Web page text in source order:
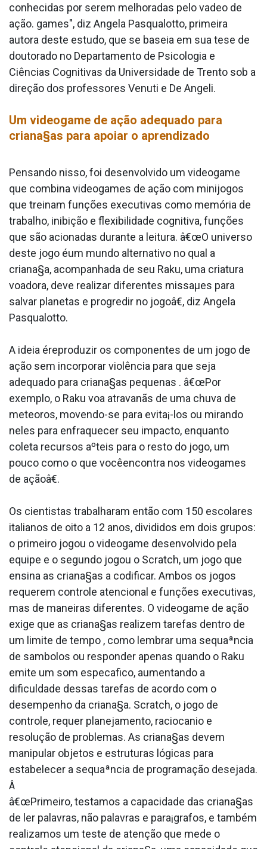
conhecidas por serem melhoradas pelo va­deo de
ação. games", diz Angela Pasqualotto, primeira
autora deste estudo, que se baseia em sua tese de
doutorado no Departamento de Psicologia e
Ciências Cognitivas da Universidade de Trento sob a
direção dos professores Venuti e De Angeli.
Um videogame de ação adequado para
criana§as para apoiar o aprendizado
Pensando nisso, foi desenvolvido um videogame
que combina videogames de ação com minijogos
que treinam funções executivas como memória de
trabalho, inibição e flexibilidade cognitiva, funções
que são acionadas durante a leitura. â€œO universo
deste jogo éum mundo alternativo no qual a
criana§a, acompanhada de seu Raku, uma criatura
voadora, deve realizar diferentes missaµes para
salvar planetas e progredir no jogoâ€, diz Angela
Pasqualotto.
A ideia éreproduzir os componentes de um jogo de
ação sem incorporar violência para que seja
adequado para criana§as pequenas . â€œPor
exemplo, o Raku voa atravanãs de uma chuva de
meteoros, movendo-se para evita¡-los ou mirando
neles para enfraquecer seu impacto, enquanto
coleta recursos aºteis para o resto do jogo, um
pouco como o que vocêencontra nos videogames
de açãoâ€.
Os cientistas trabalharam então com 150 escolares
italianos de oito a 12 anos, divididos em dois grupos:
o primeiro jogou o videogame desenvolvido pela
equipe e o segundo jogou o Scratch, um jogo que
ensina as criana§as a codificar. Ambos os jogos
requerem controle atencional e funções executivas,
mas de maneiras diferentes. O videogame de ação
exige que as criana§as realizem tarefas dentro de
um limite de tempo , como lembrar uma sequaªncia
de sa­mbolos ou responder apenas quando o Raku
emite um som especa­fico, aumentando a
dificuldade dessas tarefas de acordo com o
desempenho da criana§a. Scratch, o jogo de
controle, requer planejamento, racioca­nio e
resolução de problemas. As criana§as devem
manipular objetos e estruturas lógicas para
estabelecer a sequaªncia de programação desejada.
Â
â€œPrimeiro, testamos a capacidade das criana§as
de ler palavras, não palavras e para¡grafos, e também
realizamos um teste de atenção que mede o